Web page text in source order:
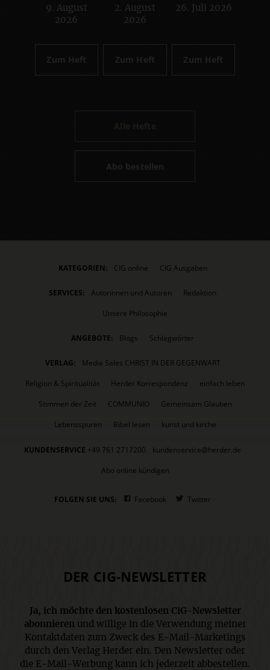
:
9. August
2026
Zum Heft
:
2. August
2026
Zum Heft
:
26. Juli 2026
Zum Heft
Abo bestellen
KATEGORIEN: CIG online CIG Ausgaben
SERVICES: Autorinnen und Autoren
Redaktion
Unsere Philosophie
ANGEBOTE: Blogs Schlagwörter
VERLAG:
Media Sales CHRIST IN DER GEGENWART
Religion & Spiritualität
Herder Korrespondenz
einfach leben
Stimmen der Zeit
COMMUNIO
Gemeinsam Glauben
Lebensspuren
Bibel lesen kunst und kirche
KUNDENSERVICE +49 761 2717200
kundenservice@herder.de
Abo online kündigen
FOLGEN SIE UNS: Facebook Twitter
DER CIG-NEWSLETTER
Ja, ich möchte den kostenlosen CiG-Newsletter
abonnieren und willige in die Verwendung meiner
Kontaktdaten zum Zweck des E-Mail-Marketings
durch den Verlag Herder ein. Den Newsletter oder
die E-Mail-Werbung kann ich jederzeit abbestellen.